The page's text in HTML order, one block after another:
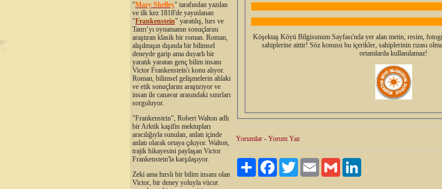
"Mary Shelley" tarafından yazılan
ve ilk kez 1818'de yayınlanan
"Frankenstein" yaratılış, hırs ve
Tanrı’yı oynamanın sonuçlarını
araştıran klasik bir roman. Roman,
alışılmışın dışında bir bilimsel
deneyde garip ama duyarlı bir
yaratık yaratan genç bilim insanı
Victor Frankenstein'ı konu alıyor.
Roman, bilimsel gelişmelerin ahlaki
ve etik sonuçlarını araştırıyor ve
insan ile canavar arasındaki sınırları
sorguluyor.
"Frankenstein", Robert Walton adlı
bir Arktik kaşifin mektupları
aracılığıyla sunulan, anlatı içinde
anlatı olarak ortaya çıkıyor. Walton,
trajik hikayesini paylaşan Victor
Frankenstein'la karşılaşıyor.
Zeki ama hırslı bir bilim insanı olan
Victor, bir deney yoluyla vücut
Köşektaş Köyü Bilgisunum Sayfası'nda yer alan metin, resim,
sahiplerine aittir! Söz konusu bu içerikler, sahiplerinin rızası
ortamlarda kullanılamaz!
Yorumlar - Yorum Yaz
Paylaş FacebookTwitter Email Gmail